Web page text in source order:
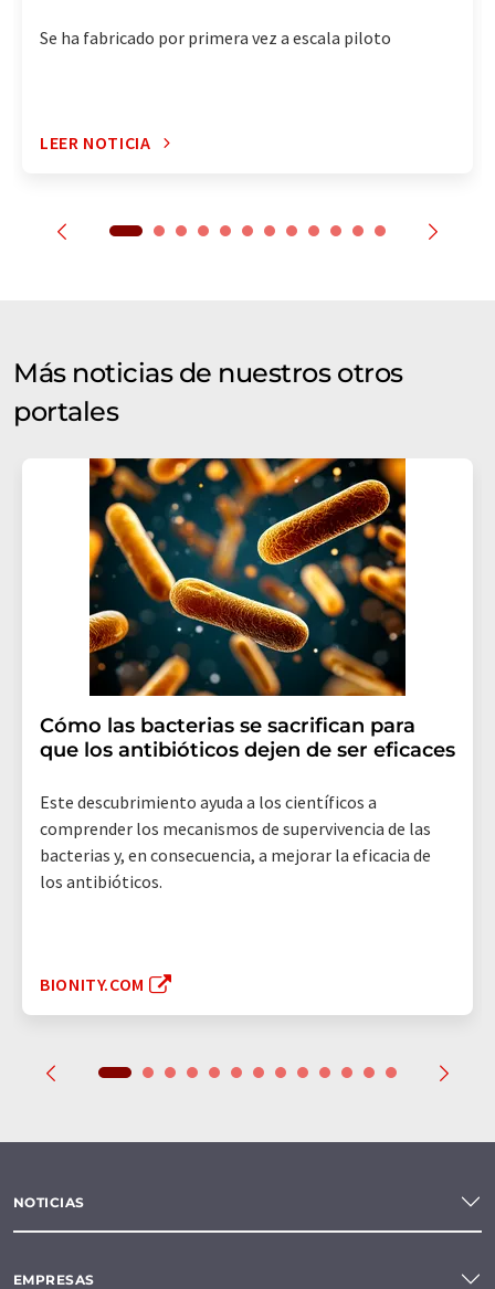
Se ha fabricado por primera vez a escala piloto
LEER NOTICIA
Más noticias de nuestros otros
portales
Cómo las bacterias se sacrifican para
que los antibióticos dejen de ser eficaces
Este descubrimiento ayuda a los científicos a
comprender los mecanismos de supervivencia de las
bacterias y, en consecuencia, a mejorar la eficacia de
los antibióticos.
BIONITY.COM
NOTICIAS
EMPRESAS